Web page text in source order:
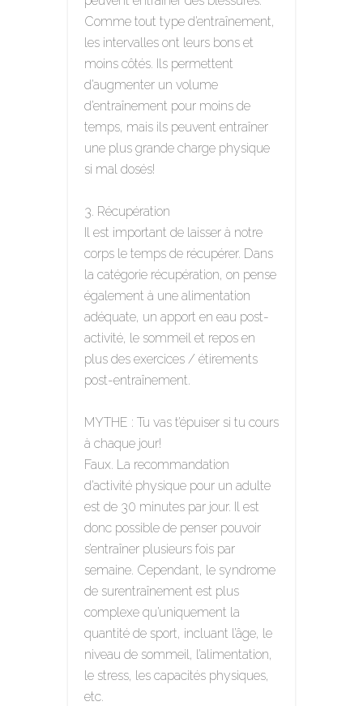
Comme tout type d’entraînement,
les intervalles ont leurs bons et
moins côtés. Ils permettent
d’augmenter un volume
d’entraînement pour moins de
temps, mais ils peuvent entraîner
une plus grande charge physique
si mal dosés!
Récupération
Il est important de laisser à notre
corps le temps de récupérer. Dans
la catégorie récupération, on pense
également à une alimentation
adéquate, un apport en eau post-
activité, le sommeil et repos en
plus des exercices / étirements
post-entraînement.
MYTHE : Tu vas t’épuiser si tu cours
à chaque jour!
Faux. La recommandation
d’activité physique pour un adulte
est de 30 minutes par jour. Il est
donc possible de penser pouvoir
s’entraîner plusieurs fois par
semaine. Cependant, le syndrome
de surentraînement est plus
complexe qu’uniquement la
quantité de sport, incluant l’âge, le
niveau de sommeil, l’alimentation,
le stress, les capacités physiques,
etc.